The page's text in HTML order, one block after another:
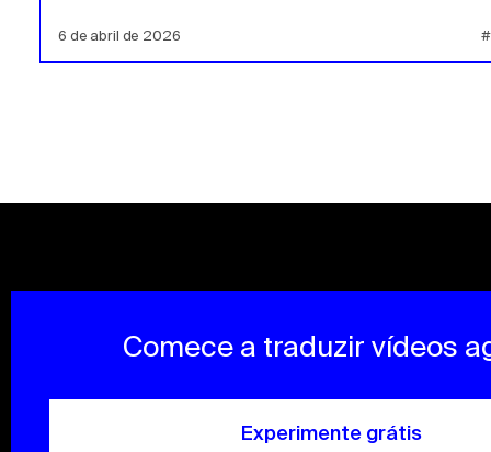
6 de abril de 2026
Comece a traduzir vídeos
Experimente grátis